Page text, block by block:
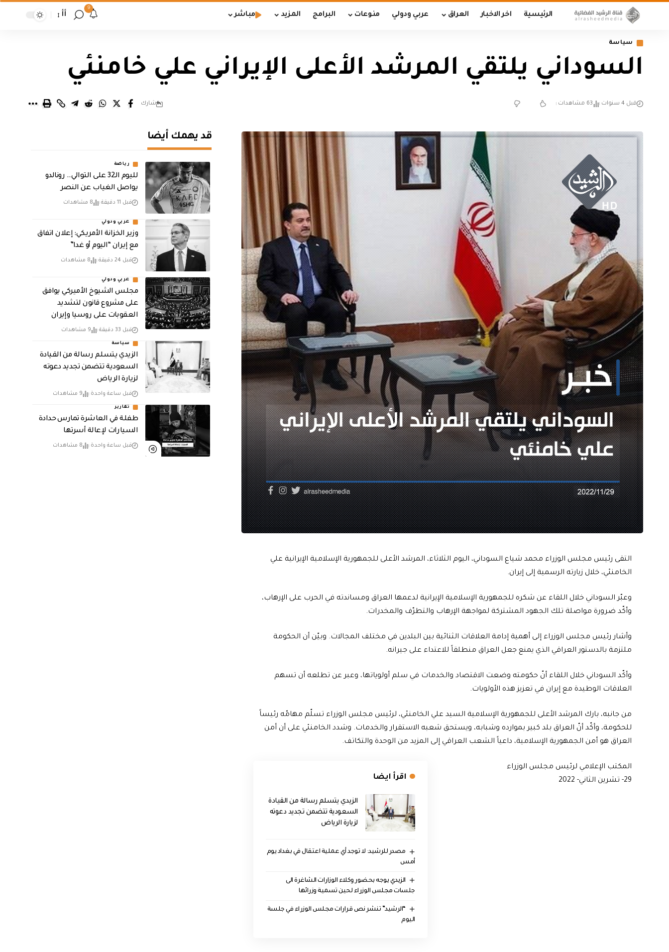
الرئيسية اخر الاخبار العراق عربي ودولي منوعات البرامج المزيد مباشر
9
أأ
سياسة
السوداني يلتقي المرشد الأعلى الإيراني علي خامنئي
قبل 4 سنوات 63 مشاهدات شارك
التقى رئيس مجلس الوزراء محمد شياع السوداني، اليوم الثلاثاء، المرشد الأعلى للجمهورية الإسلامية الإيرانية علي
الخامنئي، خلال زيارته الرسمية إلى إيران.
وعبّر السوداني خلال اللقاء عن شكره للجمهورية الإسلامية الإيرانية لدعمها العراق ومساندته في الحرب على الإرهاب،
وأكّد ضرورة مواصلة تلك الجهود المشتركة لمواجهة الإرهاب والتطرّف والمخدرات.
وأشار رئيس مجلس الوزراء إلى أهمية إدامة العلاقات الثنائية بين البلدين في مختلف المجالات. وبيّن أن الحكومة
ملتزمة بالدستور العراقي الذي يمنع جعل العراق منطلقاً للاعتداء على جيرانه.
وأكّد السوداني خلال اللقاء أنّ حكومته وضعت الاقتصاد والخدمات في سلم أولوياتها، وعبر عن تطلعه أن تسهم
العلاقات الوطيدة مع إيران في تعزيز هذه الأولويات.
من جانبه، بارك المرشد الأعلى للجمهورية الإسلامية السيد علي الخامنئي، لرئيس مجلس الوزراء تسلّم مهامّه رئيساً
للحكومة، وأكّد أنّ العراق بلد كبير بموارده وشبابه، ويستحق شعبه الاستقرار والخدمات. وشدد الخامنئي على أن أمن
العراق هو أمن الجمهورية الإسلامية، داعياً الشعب العراقي إلى المزيد من الوحدة والتكاتف.
اقرأ ايضا
الزيدي يتسلم رسالة من القيادة
السعودية تتضمن تجديد دعوته
لزيارة الرياض
مصدر للرشيد: لا توجد أي عملية اعتقال في بغداد يوم
أمس
الزيدي يوجه بحضور وكلاء الوزارات الشاغرة الى
جلسات مجلس الوزراء لحين تسمية وزرائها
“الرشيد” تنشر نص قرارات مجلس الوزراء في جلسة
اليوم
المكتب الإعلامي لرئيس مجلس الوزراء
29- تشرين الثاني- 2022
قد يهمك أيضا
رياضة
لليوم الـ32 على التوالي.. رونالدو
يواصل الغياب عن النصر
قبل 11 دقيقة 8 مشاهدات
عربي ودولي
وزير الخزانة الأمريكي: إعلان اتفاق
مع إيران “اليوم أو غدا”
قبل 24 دقيقة 8 مشاهدات
عربي ودولي
مجلس الشيوخ الأميركي يوافق
على مشروع قانون لتشديد
العقوبات على روسيا وإيران
قبل 33 دقيقة 9 مشاهدات
سياسة
الزيدي يتسلم رسالة من القيادة
السعودية تتضمن تجديد دعوته
لزيارة الرياض
قبل ساعة واحدة 9 مشاهدات
تقارير
طفلة في العاشرة تمارس حدادة
السيارات لإعالة أسرتها
قبل ساعة واحدة 8 مشاهدات